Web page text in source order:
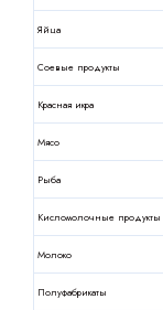
Яйца
Соевые продукты
Красная икра
Мясо
Рыба
Кисломолочные продукты
Молоко
Полуфабрикаты